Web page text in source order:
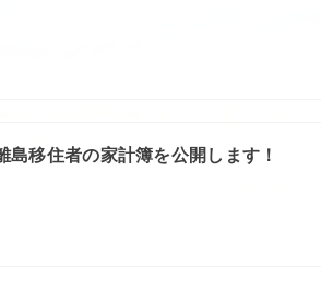
島移住者の家計簿を公開します！